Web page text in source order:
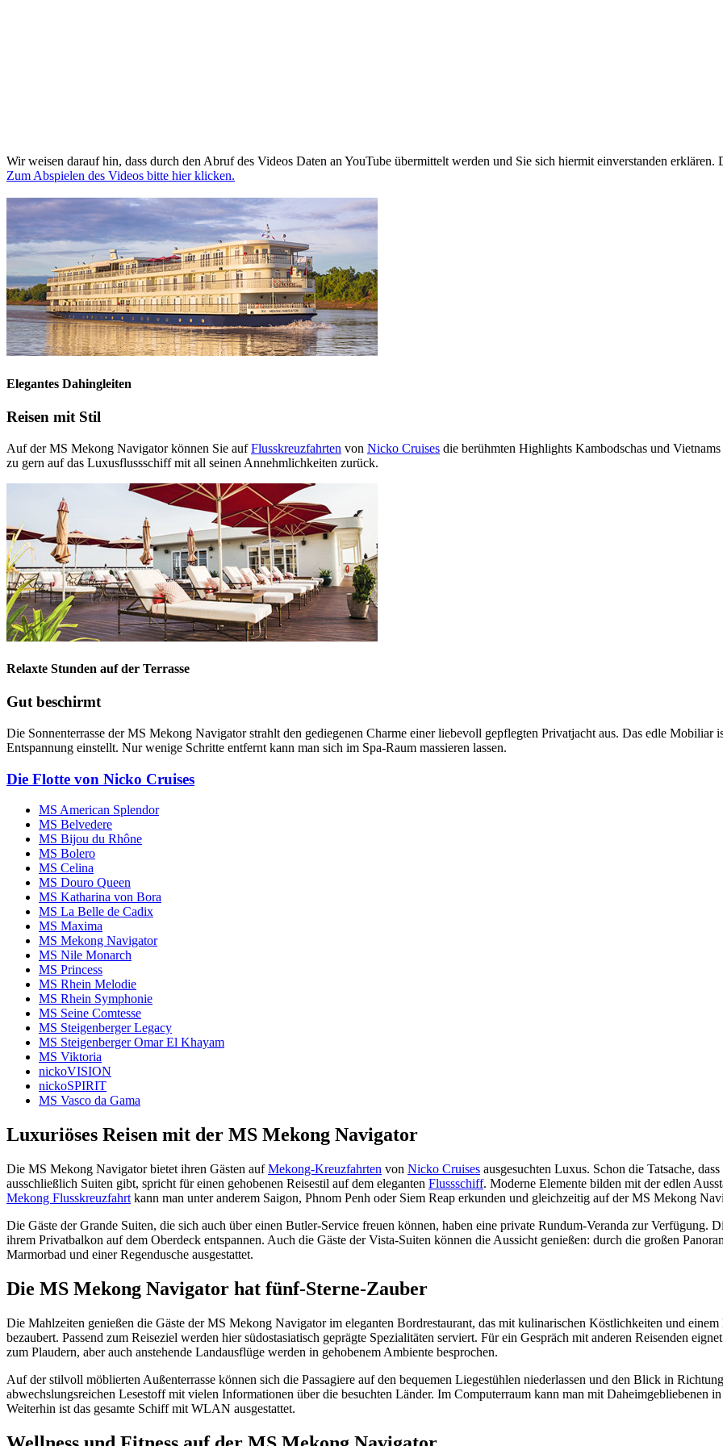
Wir weisen darauf hin, dass durch den Abruf des Videos Daten an YouTube übermittelt werden und Sie sich hiermit einverstanden
Zum Abspielen des Videos bitte hier klicken.
Elegantes Dahingleiten
Reisen mit Stil
Auf der MS Mekong Navigator können Sie aufFlusskreuzfahrten von Nicko Cruises die berühmten Highlights Kambodschas und
zu gern auf das Luxusflussschiff mit all seinen Annehmlichkeiten zurück.
Relaxte Stunden auf der Terrasse
Gut beschirmt
Die Sonnenterrasse der MS Mekong Navigator strahlt den gediegenen Charme einer liebevoll gepflegten Privatjacht aus. Das edle Mobiliar
Entspannung einstellt. Nur wenige Schritte entfernt kann man sich im Spa-Raum massieren lassen.
Die Flotte von Nicko Cruises
MS American Splendor
MS Belvedere
MS Bijou du Rhône
MS Bolero
MS Celina
MS Douro Queen
MS Katharina von Bora
MS La Belle de Cadix
MS Maxima
MS Mekong Navigator
MS Nile Monarch
MS Princess
MS Rhein Melodie
MS Rhein Symphonie
MS Seine Comtesse
MS Steigenberger Legacy
MS Steigenberger Omar El Khayam
MS Viktoria
nickoVISION
nickoSPIRIT
MS Vasco da Gama
Luxuriöses Reisen mit der MS Mekong Navigator
Die MS Mekong Navigator bietet ihren Gästen aufMekong-Kreuzfahrten von Nicko Cruises ausgesuchten Luxus. Schon die Tatsache,
ausschließlich Suiten gibt, spricht für einen gehobenen Reisestil auf dem eleganten Flussschiff. Moderne Elemente bilden mit der edlen
Mekong Flusskreuzfahrt kann man unter anderem Saigon, Phnom Penh oder Siem Reap erkunden und gleichzeitig auf der MS Mekong
Die Gäste der Grande Suiten, die sich auch über einen Butler-Service freuen können, haben eine private Rundum-Veranda zur Verfügung.
ihrem Privatbalkon auf dem Oberdeck entspannen. Auch die Gäste der Vista-Suiten können die Aussicht genießen: durch die großen
Marmorbad und einer Regendusche ausgestattet.
Die MS Mekong Navigator hat fünf-Sterne-Zauber
Die Mahlzeiten genießen die Gäste der MS Mekong Navigator im eleganten Bordrestaurant, das mit kulinarischen Köstlichkeiten und
bezaubert. Passend zum Reiseziel werden hier südostasiatisch geprägte Spezialitäten serviert. Für ein Gespräch mit anderen Reisenden
zum Plaudern, aber auch anstehende Landausflüge werden in gehobenem Ambiente besprochen.
Auf der stilvoll möblierten Außenterrasse können sich die Passagiere auf den bequemen Liegestühlen niederlassen und den Blick in
abwechslungsreichen Lesestoff mit vielen Informationen über die besuchten Länder. Im Computerraum kann man mit Daheimgebliebenen
Weiterhin ist das gesamte Schiff mit WLAN ausgestattet.